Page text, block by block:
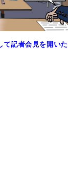
て記者会見を開いた